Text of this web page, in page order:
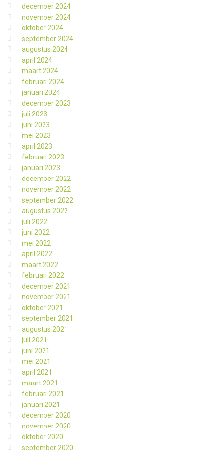
december 2024
november 2024
oktober 2024
september 2024
augustus 2024
april 2024
maart 2024
februari 2024
januari 2024
december 2023
juli 2023
juni 2023
mei 2023
april 2023
februari 2023
januari 2023
december 2022
november 2022
september 2022
augustus 2022
juli 2022
juni 2022
mei 2022
april 2022
maart 2022
februari 2022
december 2021
november 2021
oktober 2021
september 2021
augustus 2021
juli 2021
juni 2021
mei 2021
april 2021
maart 2021
februari 2021
januari 2021
december 2020
november 2020
oktober 2020
september 2020